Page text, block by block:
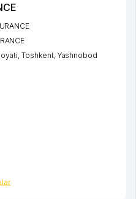
,Toshkent, Yashnobod